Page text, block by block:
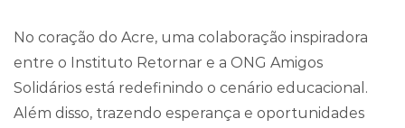
No coração do Acre, uma colaboração inspiradora
entre o Instituto Retornar e a ONG Amigos
Solidários está redefinindo o cenário educacional.
Além disso, trazendo esperança e oportunidades